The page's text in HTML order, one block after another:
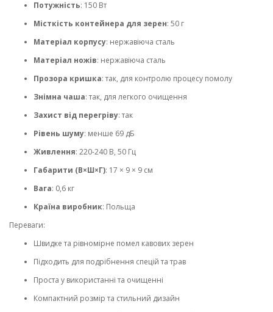
Потужність: 150 Вт
Місткість контейнера для зерен: 50 г
Матеріал корпусу: нержавіюча сталь
Матеріал ножів: нержавіюча сталь
Прозора кришка: так, для контролю процесу помолу
Знімна чаша: так, для легкого очищення
Захист від перегріву: так
Рівень шуму: менше 69 дБ
Живлення: 220-240 В, 50 Гц
Габарити (В×Ш×Г): 17 × 9 × 9 см
Вага: 0,6 кг
Країна виробник: Польща
Переваги:
Швидке та рівномірне помел кавових зерен
Підходить для подрібнення спецій та трав
Проста у використанні та очищенні
Компактний розмір та стильний дизайн